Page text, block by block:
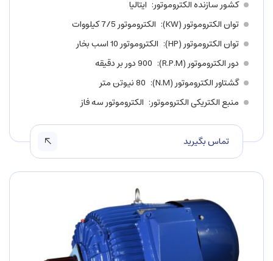
کشور سازنده الکتروموتور ایتالیا
توان الکتروموتور (KW)
الکتروموتور 7/5 کیلووات
توان الکتروموتور (HP)
الکتروموتور 10 اسب بخار
دور الکتروموتور (R.P.M)
900 دور بر دقیقه
گشتاور الکتروموتور (N.M)
80 نیوتن متر
منبع الکتریکی الکتروموتور الکتروموتور سه فاز
تماس بگیرید